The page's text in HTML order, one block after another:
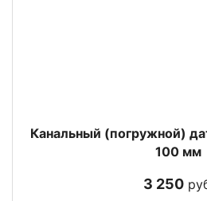
Канальный (погружной)
100 мм
3 250